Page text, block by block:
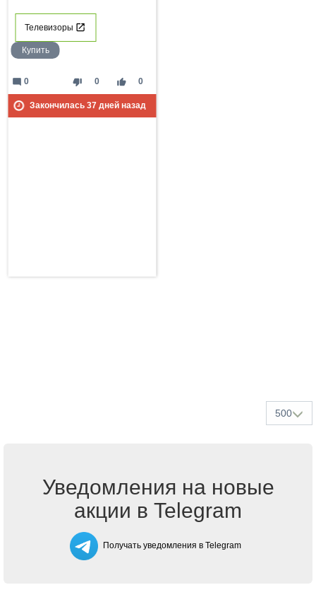
Телевизоры
Купить
thumb_down 0 thumb_up 0
mode_comment 0
Закончилась 37дней назад
500
Уведомления на новые
акции в Telegram
Получать уведомления в Telegram